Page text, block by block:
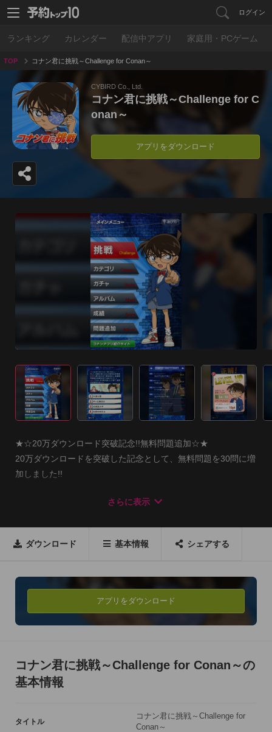
ログイン
ランキング カレンダー 配信中アプリ 家庭用・PCゲーム
TOP コナン君に挑戦～Challenge for Conan～
CYBIRD Co., Ltd.
コナン君に挑戦～Challenge for C
onan～
アプリをダウンロード
★☆20万ダウンロード突破記念!!無料問題追加☆★
20万ダウンロードを突破した記念として、無料問題を30問に増
加しました!!
戦」がiPhoneに登場!!
しています。
【アプリ詳細】
☆問題は全て4択問題となっています!
☆カテゴリは全5種類あります!
・推理クイズ
・プレミアムミステリー
・博士からの問題
さらに表示
ダウンロード 基本情報 シェアする
アプリをダウンロード
コナン君に挑戦～Challenge for Conan～の
基本情報
タイトル
コナン君に挑戦～Challenge for
Conan～